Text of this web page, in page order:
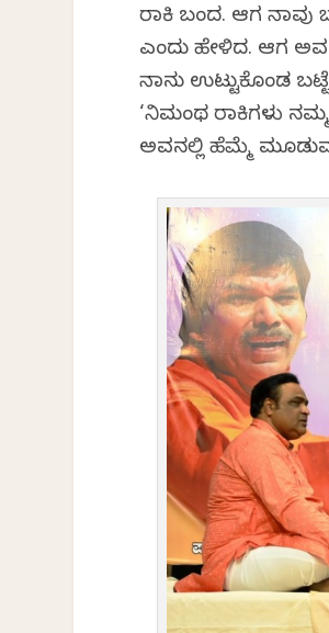
ಗಿರಾಕಿ ಬಂದ. ಆಗ
ಎಂದು ಹೇಳಿದ. ಆಗ
ನಾನು ಉಟ್ಟುಕೊಂಡ
‘ನಿಮಂಥ ಗಿರಾಕಿಗಳು
ಅವನಲ್ಲಿ ಹೆಮ್ಮೆ